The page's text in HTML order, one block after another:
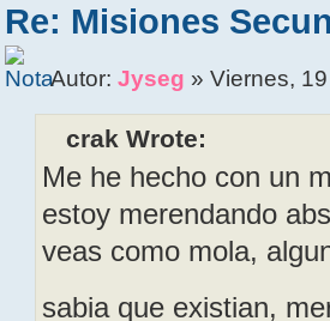
Re: Misiones
Autor:Jyseg » Viernes,
crak Wrote:
Me he hecho con un
estoy merendando
veas como mola,
sabia que existian,